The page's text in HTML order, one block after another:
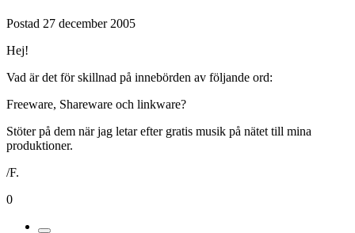
Postad 27 december 2005
Hej!
Vad är det för skillnad på innebörden av följande ord:
Freeware, Shareware och linkware?
Stöter på dem när jag letar efter gratis musik på nätet till mina
produktioner.
/F.
0